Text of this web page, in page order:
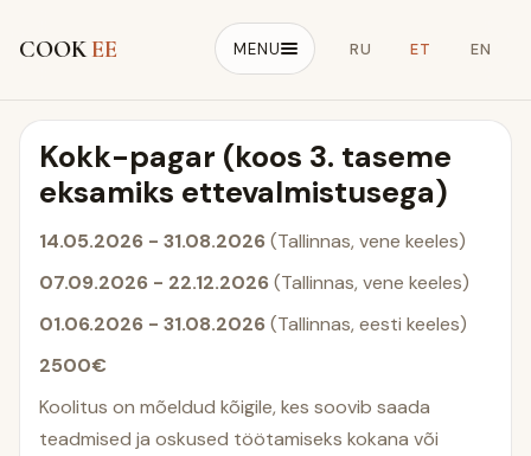
COOK EE MENU RU ET EN
Kokk-pagar (koos 3. taseme
eksamiks ettevalmistusega)
14.05.2026 - 31.08.2026(Tallinnas, vene keeles)
07.09.2026 - 22.12.2026(Tallinnas, vene keeles)
01.06.2026 - 31.08.2026(Tallinnas, eesti keeles)
2500€
Koolitus on mõeldud kõigile, kes soovib saada
teadmised ja oskused töötamiseks kokana või